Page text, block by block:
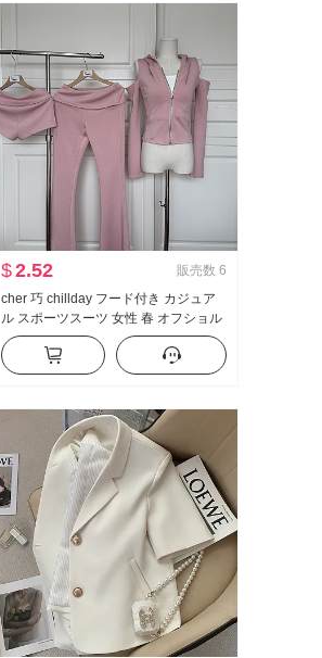
$2.52 販売数 6
cher 巧 chillday フード付き カジュア
ル スポーツスーツ 女性 春 オフショル
ダー コート ベルボトム スリーピース